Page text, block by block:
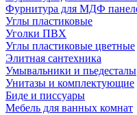
Фурнитура для МДФ
Углы пластиковые
Уголки ПВХ
Углы пластиковые цветные
Элитная сантехника
Умывальники и пьедесталы
Унитазы и комплектующие
Биде и писсуары
Мебель для ванных комнат